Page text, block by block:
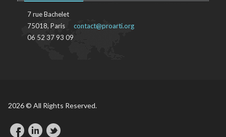
7 rue Bachelet
75018, Paris
06 52 37 93 09
contact@proarti.org
2026 © All Rights Reserved.